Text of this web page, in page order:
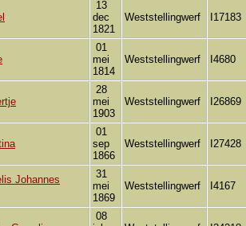
13
dec
1821
Weststellingwerf I17183
01
mei
1814
Weststellingwerf I4680
28
mei
1903
Weststellingwerf I26869
01
sep
1866
Weststellingwerf I27428
Johannes
31
mei
1869
Weststellingwerf I4167
08